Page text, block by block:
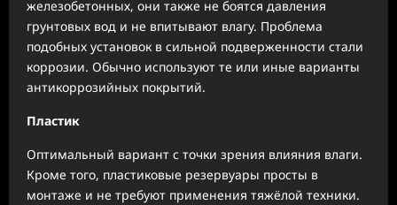
железобетонных, они также не боятся давления
грунтовых вод и не впитывают влагу. Проблема
подобных установок в сильной подверженности стали
коррозии. Обычно используют те или иные варианты
антикоррозийных покрытий.
Пластик
Оптимальный вариант с точки зрения влияния влаги.
Кроме того, пластиковые резервуары просты в
монтаже и не требуют применения тяжёлой техники.